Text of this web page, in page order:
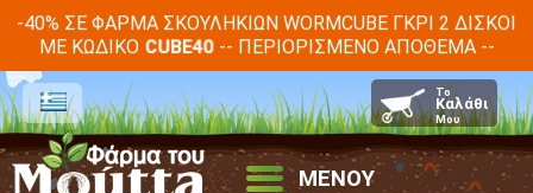
-40% ΣΕ ΦΆΡΜΑ ΣΚΟΥΛΗΚΙΏΝ WORMCUBE ΓΚΡΙ 2 ΔΊΣΚΟΙ
ΜΕ ΚΩΔΙΚΌ CUBE40-- ΠΕΡΙΟΡΙΣΜΈΝΟ ΑΠΌΘΕΜΑ --
ΜΕΝΟΥ